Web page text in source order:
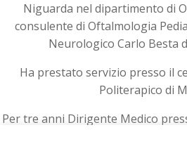
Niguarda nel dipartimento di
consulente di Oftalmologia
Neurologico Carlo Besta
Ha prestato servizio presso il
Politerapico di
Per tre anni Dirigente Medico
è occupata di bimbi nati